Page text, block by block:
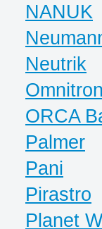
NANUK
Neutrik
ORCA
Palmer
Pani
Pirastro
Planet